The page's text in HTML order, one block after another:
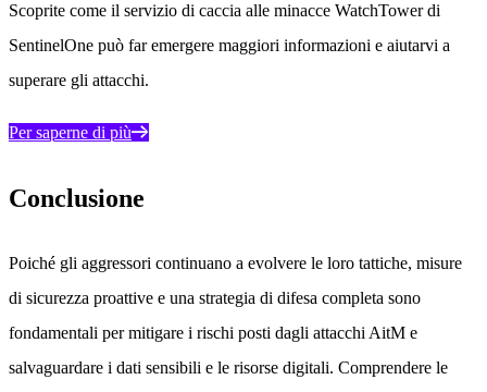
Scoprite come il servizio di caccia alle minacce WatchTower di
SentinelOne può far emergere maggiori informazioni e aiutarvi a
superare gli attacchi.
Per saperne di più
Conclusione
Poiché gli aggressori continuano a evolvere le loro tattiche, misure
di sicurezza proattive e una strategia di difesa completa sono
fondamentali per mitigare i rischi posti dagli attacchi AitM e
salvaguardare i dati sensibili e le risorse digitali. Comprendere le